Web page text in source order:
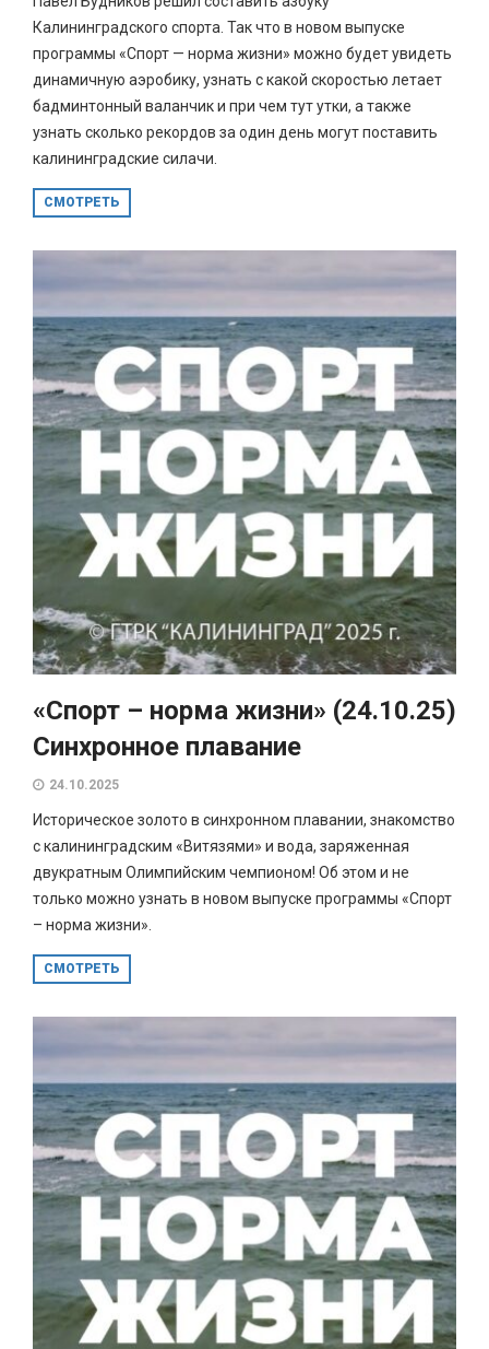
Калининградского спорта. Так что в новом выпуске
программы «Спорт — норма жизни» можно будет увидеть
динамичную аэробику, узнать с какой скоростью летает
бадминтонный валанчик и при чем тут утки, а также
узнать сколько рекордов за один день могут поставить
калининградские силачи.
СМОТРЕТЬ
«Спорт – норма жизни» (24.10.25)
Синхронное плавание
24.10.2025
Историческое золото в синхронном плавании, знакомство
с калининградским «Витязями» и вода, заряженная
двукратным Олимпийским чемпионом! Об этом и не
только можно узнать в новом выпуске программы «Спорт
– норма жизни».
СМОТРЕТЬ